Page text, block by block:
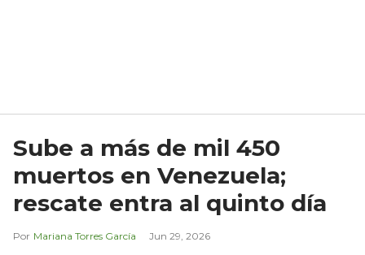
Sube a más de mil 450
muertos en Venezuela;
rescate entra al quinto día
Mariana Torres García Jun 29, 2026